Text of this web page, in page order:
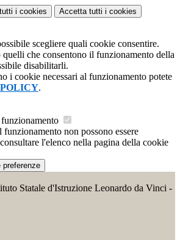
i cookies Accetta tutti i cookies
scegliere quali cookie consentire.
quelli che consentono il funzionamento della
disabilitarli.
i cookie necessari al funzionamento potete
.
non possono essere
l'elenco nella pagina della cookie
preferenze
Statale d'Istruzione Leonardo da Vinci -